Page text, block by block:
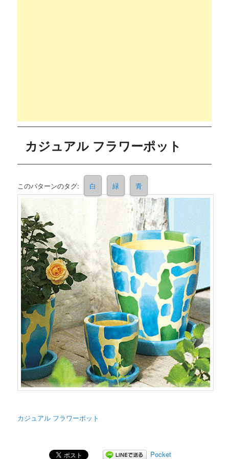
カジュアル フラワーポット
このパターンのタグ: 白 緑 青
カジュアル フラワーポット
Pocket